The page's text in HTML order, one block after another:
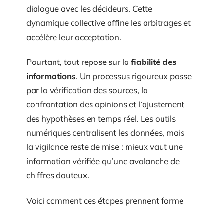
dialogue avec les décideurs. Cette
dynamique collective affine les arbitrages et
accélère leur acceptation.
Pourtant, tout repose sur la fiabilité des
informations. Un processus rigoureux passe
par la vérification des sources, la
confrontation des opinions et l’ajustement
des hypothèses en temps réel. Les outils
numériques centralisent les données, mais
la vigilance reste de mise : mieux vaut une
information vérifiée qu’une avalanche de
chiffres douteux.
Voici comment ces étapes prennent forme